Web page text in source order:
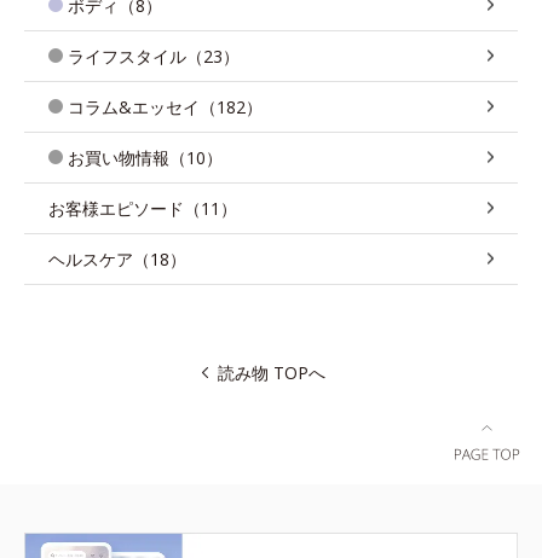
ボディ（8）
ライフスタイル（23）
コラム&エッセイ（182）
お買い物情報（10）
お客様エピソード（11）
ヘルスケア（18）
読み物 TOPへ